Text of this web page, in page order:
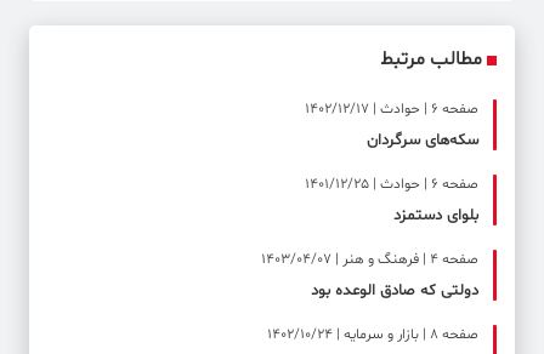
مطالب مرتبط
صفحه ۶ | حوادث | 1402/12/17
سکه‌های سرگردان
صفحه ۶ | حوادث | 1401/12/25
بلوای دستمزد
صفحه ۴ | فرهنگ و هنر | 1403/04/07
دولتی که صادق الوعده بود
صفحه ۸ | بازار و سرمایه | 1402/10/24